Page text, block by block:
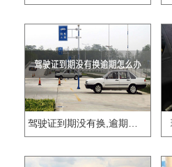
驾驶证到期没有换,逾期怎么办??